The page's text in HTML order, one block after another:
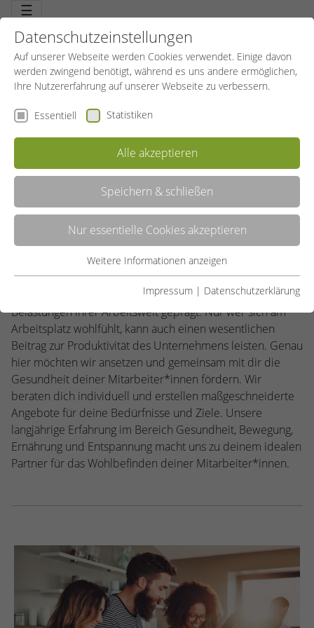
☰
BETRIEBLICHE GESUNDHEITSFÖRDERUNG
Der Erfolg von Unternehmen hängt in einem großen Maß
von qualifizierten, motivierten und gesunden
Mitarbeiter*innen ab. Gleichzeitig wird die Gesundheit
dieser Mitarbeiter*innen stark von den Bedingungen und
Belastungen ihrer Arbeitswelt geprägt. Nur wer sich am
Arbeitsplatz wohlfühlt, kann auch einen wesentlichen
Beitrag zur Produktivität des Unternehmens leisten. Genau
hier möchten wir ansetzen und gemeinsam mit dir die
Gesundheit deiner Mitarbeiter*innen fördern. Wir
beraten dich individuell und erstellen maßgeschneiderte
Angebote für deine Bedürfnisse und Ziele. Unsere
langjährige Erfahrung im Bereich Gesundheit, Bewegung,
Ernährung und Entspannung macht uns zu deinem idealen
Partner für das Wohlbefinden deiner Mitarbeiter*innen.
Datenschutzeinstellungen
Auf unserer Webseite werden Cookies verwendet. Einige davon
werden zwingend benötigt, während es uns andere ermöglichen,
Ihre Nutzererfahrung auf unserer Webseite zu verbessern.
Essentiell Statistiken
Alle akzeptieren
Speichern & schließen
Nur essentielle Cookies akzeptieren
Essentielle Cookies werden für grundlegende Funktionen der
Webseite einwandfrei funktioniert.
Name cookie_optin
Anbieter TYPO3
Laufzeit 1 Jahr
Zweck
Enthält die gewählten Cookie-
Einstellungen.
Laufzeit Sitzungsende
Zweck
Dieses Cookie ist ein Standard-Session-
Cookie von TYPO3. Es speichert im Falle
eines Benutzer-Logins die Session-ID. So
Cookie-Informationen anzeigen
Statistiken
Diese Gruppe beinhaltet alle Skripte für analytisches Tracking
und zugehörige Cookies. Es hilft uns die Nutzererfahrung der
Website zu verbessern.
Name _ga
Zweck
Dieses Cookie wird von Google Analytics
installiert. Das Cookie wird verwendet, um
Besucher-, Sitzungs- und Kampagnendaten
zu berechnen und die Nutzung der
Website für den Analysebericht der
Cookie-Informationen anzeigen
Weitere Informationen anzeigen
Impressum | Datenschutzerklärung